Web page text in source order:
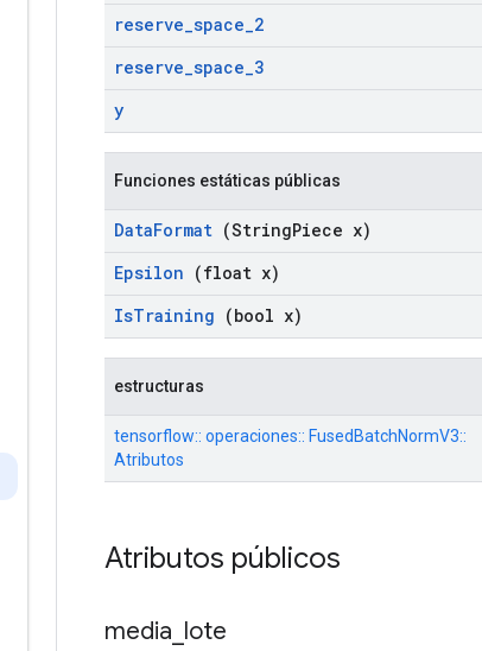
reserve_space_2
reserve_space_3
y
Funciones estáticas públicas
DataFormat (StringPiece x)
Epsilon (float x)
IsTraining (bool x)
estructuras
tensorflow:: operaciones:: FusedBatchNormV3::
Atributos
Atributos públicos
media lote